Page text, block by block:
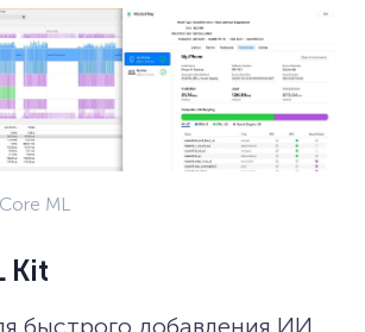
ML
Kit
быстрого добавления ИИ